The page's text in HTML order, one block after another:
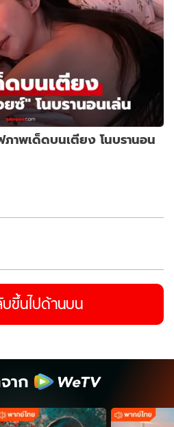
ภาพเด็ดบนเตียง โนบรานอน
ขึ้นไปด้านบน
าก